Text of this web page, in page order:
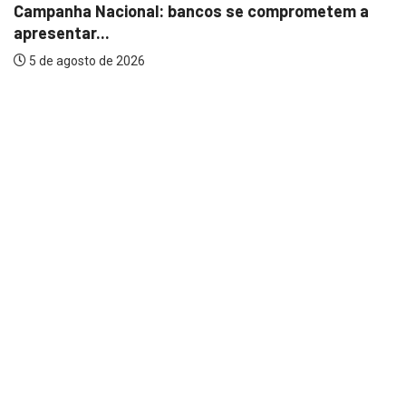
Campanha Nacional: bancos se comprometem a
apresentar...
5 de agosto de 2026